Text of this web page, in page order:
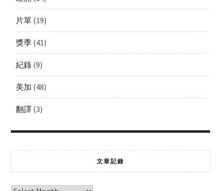
片單(19)
獎季(41)
紀錄(9)
美加 (48)
翻譯(3)
文章記錄